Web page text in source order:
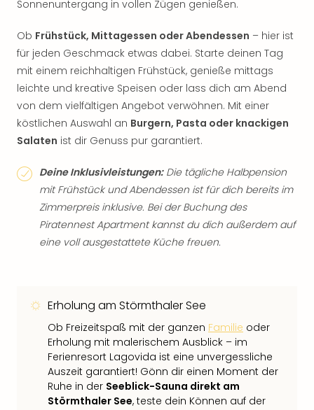
Sonnenuntergang in vollen Zügen genießen.
Ob Frühstück, Mittagessen oder Abendessen – hier ist
für jeden Geschmack etwas dabei. Starte deinen Tag
mit einem reichhaltigen Frühstück, genieße mittags
leichte und kreative Speisen oder lass dich am Abend
von dem vielfältigen Angebot verwöhnen. Mit einer
köstlichen Auswahl an Burgern, Pasta oder knackigen
Salaten ist dir Genuss pur garantiert.
Deine Inklusivleistungen:Die tägliche Halbpension
mit Frühstück und Abendessen ist für dich bereits im
Zimmerpreis inklusive. Bei der Buchung des
Piratennest Apartment kannst du dich außerdem auf
eine voll ausgestattete Küche freuen.
Erholung am Störmthaler See
Ob Freizeitspaß mit der ganzen Familie oder
Erholung mit malerischem Ausblick – im
Ferienresort Lagovida ist eine unvergessliche
Auszeit garantiert! Gönn dir einen Moment der
Ruhe in der Seeblick-Sauna direkt am
Störmthaler See, teste dein Können auf der